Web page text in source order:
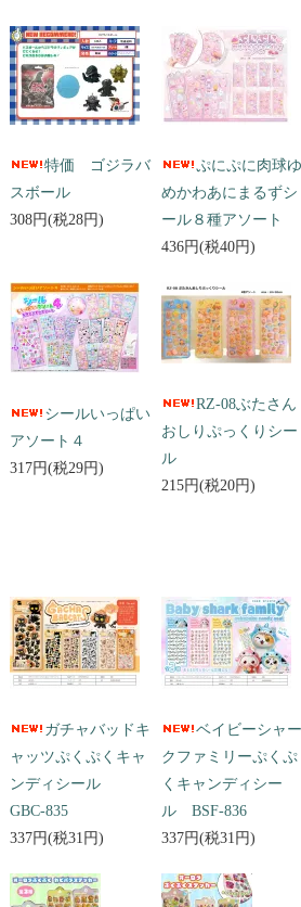
特価 ゴジラバ
スボール
308円(税28円)
ぷにぷに肉球ゆ
めかわあにまるずシ
ール８種アソート
436円(税40円)
シールいっぱい
アソート４
317円(税29円)
RZ-08ぶたさん
おしりぷっくりシー
ル
215円(税20円)
ガチャバッドキ
ャッツぷくぷくキャ
ンディシール
GBC-835
337円(税31円)
ベイビーシャー
クファミリーぷくぷ
くキャンディシー
ル BSF-836
337円(税31円)